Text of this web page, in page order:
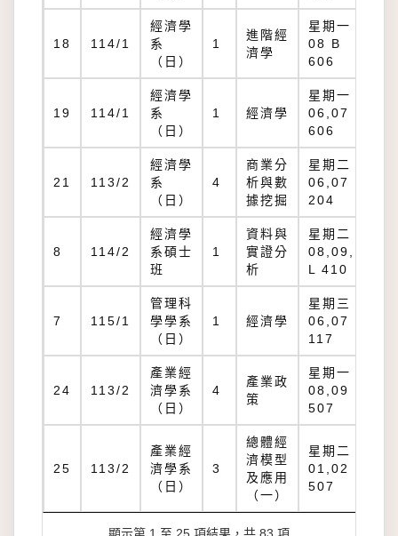
18 114/1
經濟學
系
（日）
1
進階經
濟學
星期一：
08 B
606
19 114/1
經濟學
系
（日）
1 經濟學
星期一：
06,07 B
606
21 113/2
經濟學
系
（日）
4
商業分
析與數
據挖掘
星期二：
06,07 B
204
8 114/2
經濟學
系碩士
班
1
資料與
實證分
析
星期二：
08,09,10
L 410
7 115/1
管理科
學學系
（日）
1 經濟學
星期三：
06,07 B
117
24 113/2
產業經
濟學系
（日）
4
產業政
策
星期一：
08,09 B
507
25 113/2
產業經
濟學系
（日）
3
總體經
濟模型
及應用
（一）
星期二：
01,02 B
507
顯示第 1 至 25 項結果，共 83 項